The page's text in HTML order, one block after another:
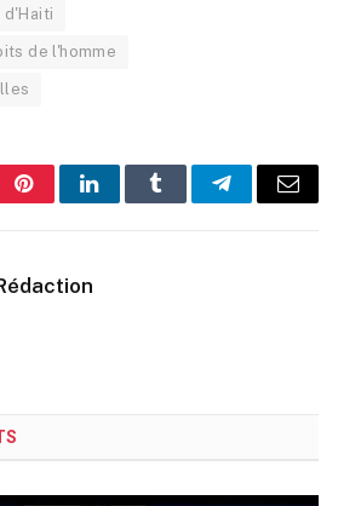
d'Haiti
de l'homme
PinterestLinkedInTumblrTelegramEmail